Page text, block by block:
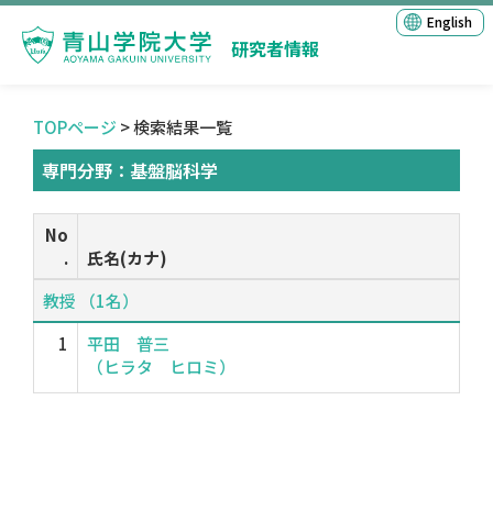
研究者情報
English
TOPページ > 検索結果一覧
専門分野：基盤脳科学
No
.
氏名(カナ)
教授 （1名）
1
平田 普三
（ヒラタ ヒロミ）